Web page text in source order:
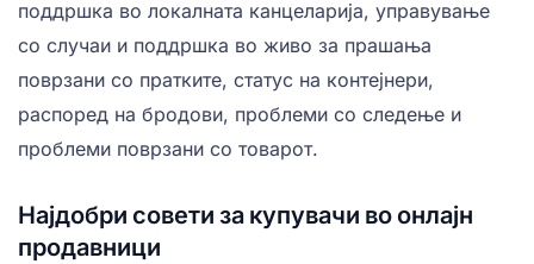
поддршка во локалната канцеларија, управување
со случаи и поддршка во живо за прашања
поврзани со пратките, статус на контејнери,
распоред на бродови, проблеми со следење и
проблеми поврзани со товарот.
Најдобри совети за купувачи во онлајн
продавници